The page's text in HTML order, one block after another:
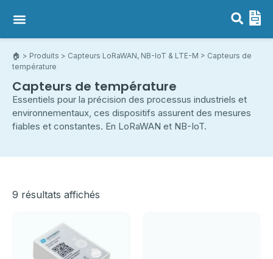
🏠︎ > Produits > Capteurs LoRaWAN, NB-IoT & LTE-M > Capteurs de
température
Capteurs de température
Essentiels pour la précision des processus industriels et
environnementaux, ces dispositifs assurent des mesures
fiables et constantes. En LoRaWAN et NB-IoT.
9 résultats affichés